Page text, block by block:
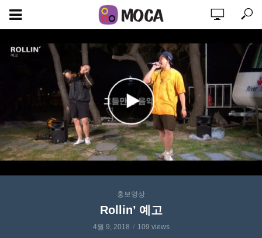
홍보영상
Rollin’ 예고
4월 9, 2018 109 views